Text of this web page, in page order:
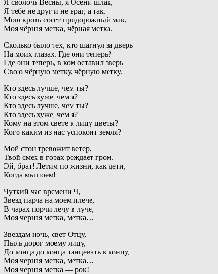
Я сволочь Весны, я Осени шлак,
Я тебе не друг и не враг, а так.
Мою кровь сосет придорожный мак,
Моя чёрная метка, чёрная метка.
Сколько было тех, кто шагнул за дверь
На моих глазах. Где они теперь?
Где они теперь, в ком оставил зверь
Свою чёрную метку, чёрную метку.
Кто здесь лучше, чем ты?
Кто здесь хуже, чем я?
Кто здесь лучше, чем ты?
Кто здесь хуже, чем я?
Кому на этом свете к лицу цветы?
Кого каким из нас успокоит земля?
Мой стон тревожит ветер,
Твой смех в горах рождает гром.
Эй, брат! Летим по жизни, как дети,
Когда мы поем!
Чуткий час времени Ч,
Звезд парча на моем плече,
В чарах порчи лечу в луче,
Моя черная метка, метка…
Звездам ночь, свет Отцу,
Пыль дорог моему лицу,
До конца до конца танцевать к концу,
Моя черная метка, метка…
Моя черная метка — рок!